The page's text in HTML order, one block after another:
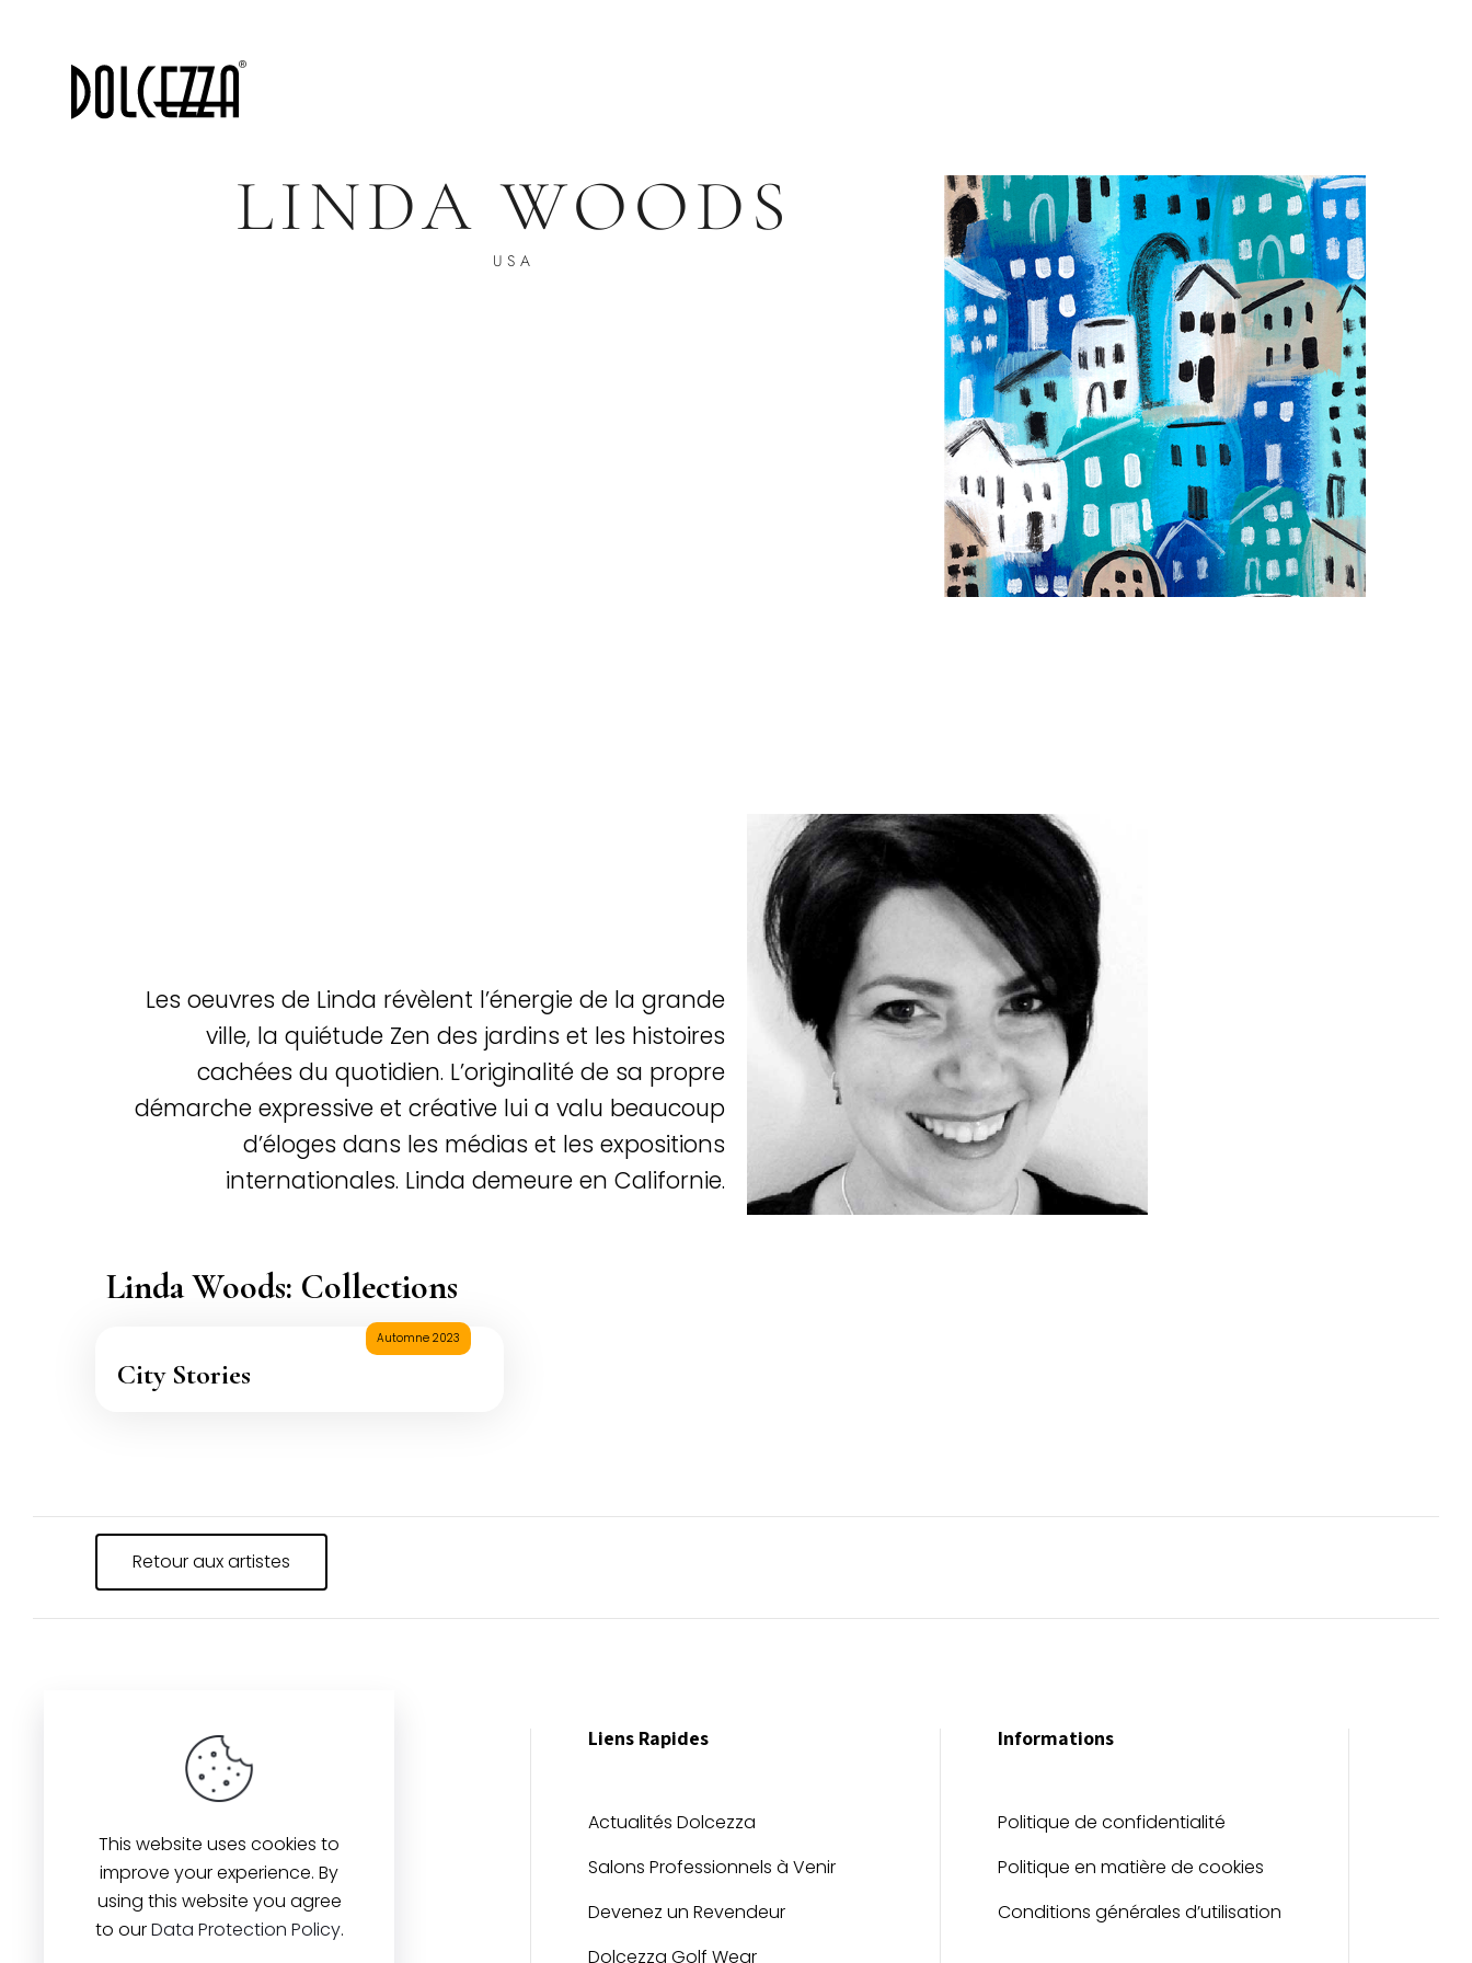
LINDA WOODS
USA
Les oeuvres de Linda révèlent l’énergie de la grande
ville, la quiétude Zen des jardins et les histoires
cachées du quotidien. L’originalité de sa propre
démarche expressive et créative lui a valu beaucoup
d’éloges dans les médias et les expositions
internationales. Linda demeure en Californie.
Linda Woods: Collections
Automne 2023
City Stories
Retour aux artistes
Contact us
225, Chabanel Ouest,
Suite 805 Montréal,
QC, Canada H2N 2C9
Liens Rapides
Actualités Dolcezza
Salons Professionnels à Venir
Devenez un Revendeur
Dolcezza Golf Wear
Informations
Politique de confidentialité
Politique en matière de cookies
Conditions générales d’utilisation
This website uses cookies to
improve your experience. By
using this website you agree
to ourData Protection Policy.